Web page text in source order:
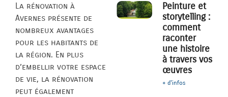
La rénovation à
Avernes présente de
nombreux avantages
pour les habitants de
la région. En plus
d’embellir votre espace
de vie, la rénovation
peut également
Peinture et
storytelling :
comment
raconter
une histoire
à travers vos
œuvres
+ d'infos